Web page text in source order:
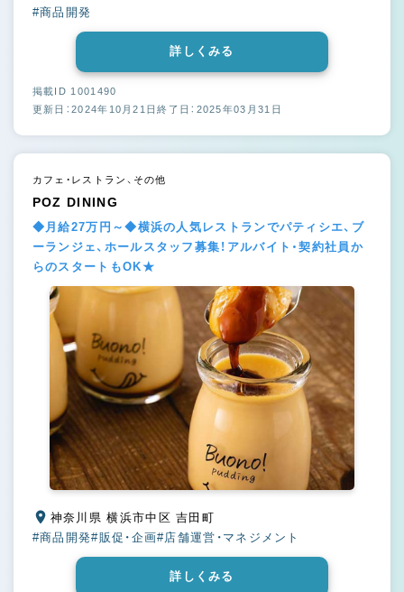
#商品開発
詳しくみる
掲載ID 1001490
更新日：2024年10月21日終了日：2025年03月31日
カフェ・レストラン、その他
POZ DINING
◆月給27万円～◆横浜の人気レストランでパティシエ、ブ
ーランジェ、ホールスタッフ募集！アルバイト・契約社員か
らのスタートもOK★
神奈川県 横浜市中区 吉田町
#商品開発#販促・企画#店舗運営・マネジメント
詳しくみる